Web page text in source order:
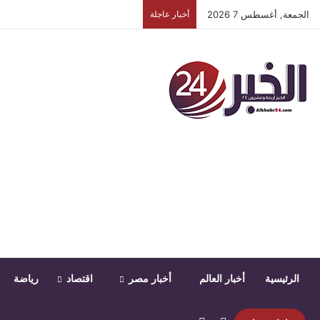
الجمعة, أغسطس 7 2026 أخبار عاجلة
الرئيسية أخبار العالم أخبار مصر اقتصاد رياضة